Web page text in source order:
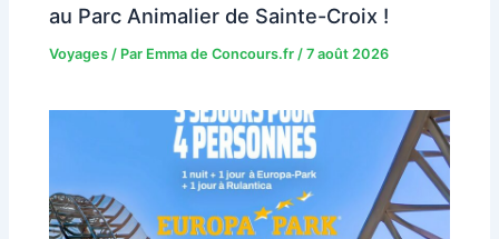
au Parc Animalier de Sainte-Croix !
Voyages / Par Emma de Concours.fr/7 août 2026